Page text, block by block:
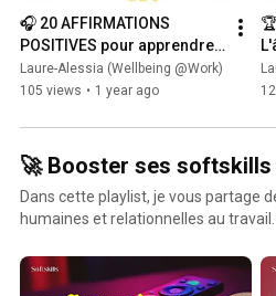
🎧 20 AFFIRMATIONS
POSITIVES pour apprendre
à LÂCHER PRISE 🌿✨
Laure-Alessia (Wellbeing @Work)
105 views • 1 year ago
🚀 Booster ses
Dans cette playlist, je vous partage
humaines et relationnelles au travail. 💡 Que ce soit pour améliorer votre communication, votre
atout pour évoluer et réussir en entreprise. 👉 Des conseils pratiques, des
des outils faciles à appliquer pour